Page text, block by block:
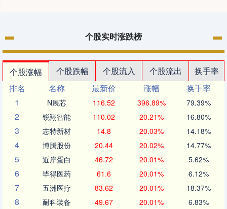
个股实时涨跌榜
个股涨幅 个股跌幅 个股流入 个股流出
换手率
排名
名称 最新价 涨幅
换手率
1
N展芯 116.52 396.89% 79.39%
2 锐翔智能 110.02 20.21% 16.80%
3 志特新材 14.8 20.03% 14.18%
4 博腾股份 20.44 20.02% 14.77%
5 近岸蛋白 46.72 20.01% 5.62%
6 毕得医药 61.6 20.01% 6.12%
7 五洲医疗 83.62 20.01% 18.37%
8 耐科装备 49.67 20.01% 6.83%